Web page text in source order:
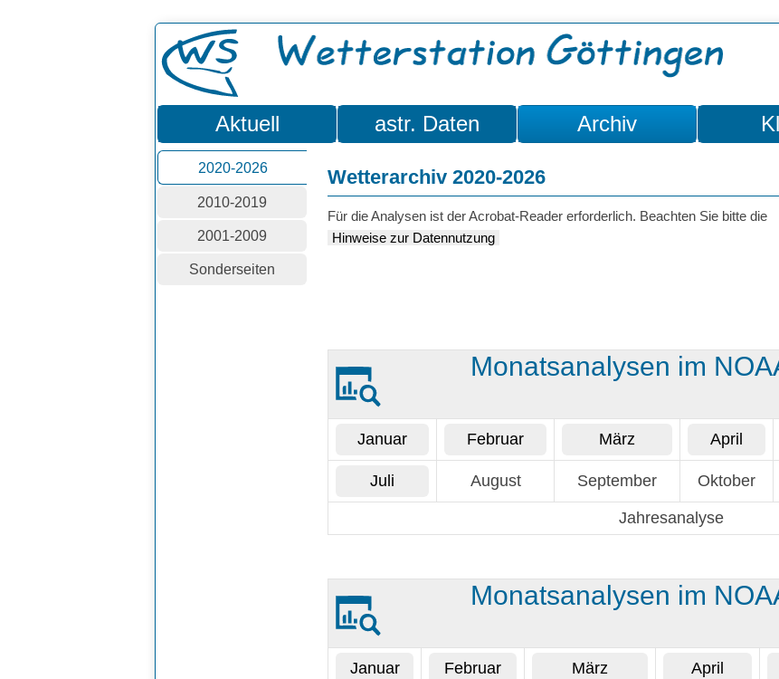
Aktuell astr. Daten Archiv
2020-2026
2010-2019
2001-2009
Sonderseiten
Wetterarchiv 2020-2026
Für die Analysen ist der Acrobat-Reader erforderlich. Beachten Sie bitte die
Hinweise zur Datennutzung
Monatsanalysen im
Januar Februar März April
Juli August September Oktober
Jahresanalyse
Monatsanalysen im
Januar Februar März April